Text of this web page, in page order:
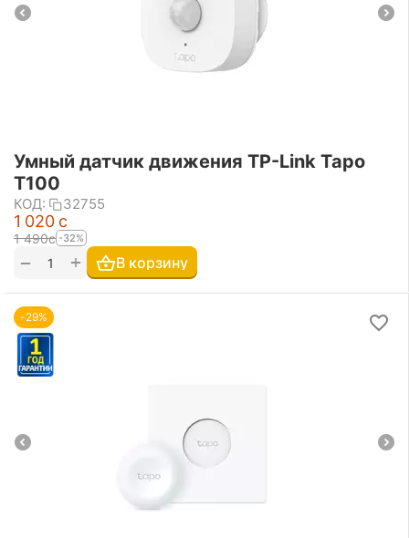
Умный датчик движения TP-Link Tapo
T100
КОД: 32755
1 020 с
1 490с -32%
+
− В корзину
-29%